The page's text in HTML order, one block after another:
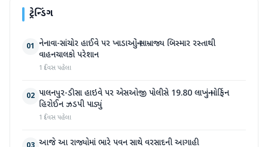
ટ્રેન્ડિંગ
01 નેનાવા-સાંચોર હાઈવે પર ખાડાઓનું સામ્રાજ્ય બિસ્માર રસ્તાથી
વાહનચાલકો પરેશાન
1 દિવસ પહેલા
02 પાલનપુર-ડીસા હાઇવે પર એસઓજી પોલીસે 19.80 લાખનું મોર્ફિન
હિરોઈન ઝડપી પાડ્યું
1 દિવસ પહેલા
આજે આ રાજ્યોમાં ભારે પવન સાથે વરસાદની આગાહી